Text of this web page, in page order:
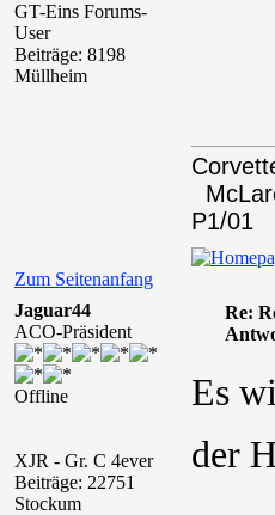
GT-Eins Forums-
User
Beiträge: 8198
Müllheim
Zum Seitenanfang
P1/01
Jaguar44
ACO-Präsident
Offline
XJR - Gr. C 4ever
Beiträge: 22751
Stockum
Re:
Es
der